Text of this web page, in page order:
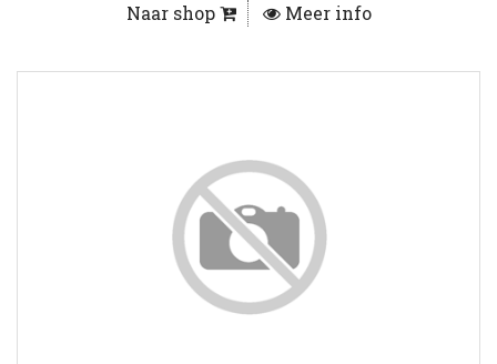
Naar shop Meer info